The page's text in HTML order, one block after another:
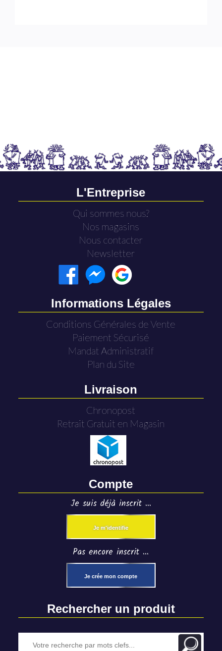
L'Entreprise
Qui sommes nous?
Nos magasins
Nous contacter
Newsletter
Informations Légales
Conditions Générales de Vente
Paiement Sécurisé
Mandat Administratif
Plan du Site
Livraison
Chronopost
Retrait Gratuit en Magasin
Compte
Je suis déjà inscrit ...
Je m'identifie
Pas encore inscrit ...
Je crée mon compte
Rechercher un produit